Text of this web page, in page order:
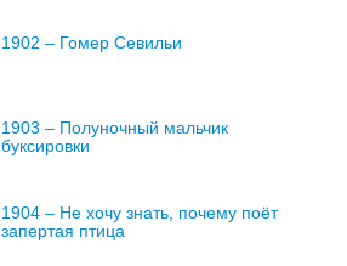
1902 – Гомер Севильи
1903 – Полуночный мальчик
буксировки
1904 – Не хочу знать, почему поёт
запертая птица